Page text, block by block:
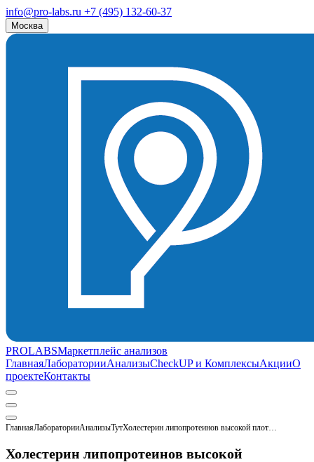
info@pro-labs.ru +7 (495) 132-60-37
Москва
PROLABSМаркетплейс анализов
ГлавнаяЛабораторииАнализыCheckUP и КомплексыАкцииО
проектеКонтакты
ГлавнаяЛабораторииАнализыТут Холестерин липопротеинов высокой плотности, ЛПВП
Холестерин липопротеинов высокой